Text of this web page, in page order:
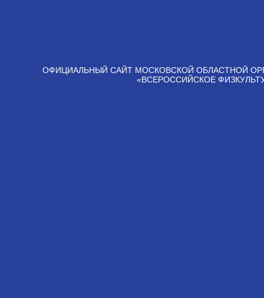
ОФИЦИАЛЬНЫЙ САЙТ МОСКОВСКОЙ ОБЛАСТНОЙ
«ВСЕРОССИЙСКОЕ